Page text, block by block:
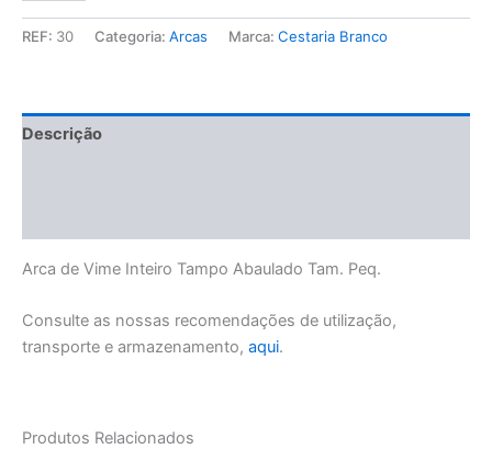
de
Abaulado
Tam.
REF: 30 Categoria: Arcas Marca: Cestaria Branco
Descrição
Arca de Vime Inteiro Tampo Abaulado Tam. Peq.
Consulte as nossas recomendações de utilização,
transporte e armazenamento, aqui.
Produtos Relacionados